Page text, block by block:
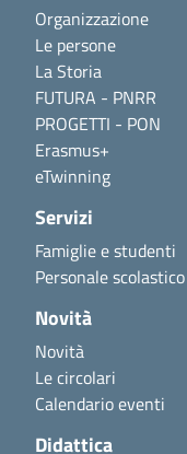
Organizzazione
Le persone
La Storia
FUTURA - PNRR
PROGETTI - PON
Erasmus+
eTwinning
Servizi
Famiglie e studenti
Personale scolastico
Novità
Novità
Le circolari
Calendario eventi
Didattica